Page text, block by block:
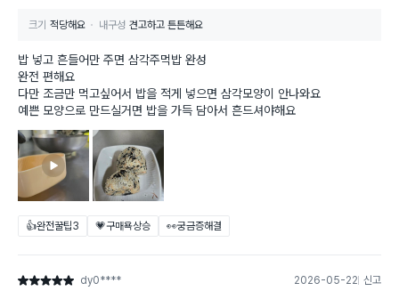
크기 적당해요 내구성 견고하고 튼튼해요
밥 넣고 흔들어만 주면 삼각주먹밥 완성
완전 편해요
다만 조금만 먹고싶어서 밥을 적게 넣으면 삼각모양이 안나와요
예쁜 모양으로 만드실거면 밥을 가득 담아서 흔드셔야해요
👍완전꿀팁3 💗구매욕상승 👀궁금증해결
별점 5점 dy0**** 2026-05-22 신고